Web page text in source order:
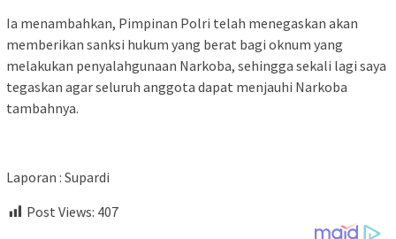
Ia menambahkan, Pimpinan Polri telah menegaskan akan
memberikan sanksi hukum yang berat bagi oknum yang
melakukan penyalahgunaan Narkoba, sehingga sekali lagi saya
tegaskan agar seluruh anggota dapat menjauhi Narkoba
tambahnya.
Laporan : Supardi
Post Views: 407